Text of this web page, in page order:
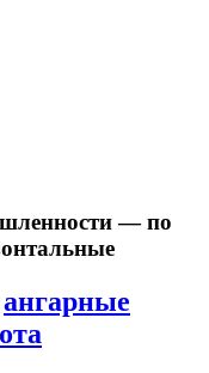
— по
ангарные